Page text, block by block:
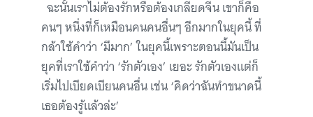
ฉะนั้นเราไม่ต้องรักหรือต้องเกลียดจีน เขาก็คือ
คนๆ หนึ่งที่ก็เหมือนคนคนอื่นๆ อีกมากในยุคนี้ ที่
กล้าใช้คำว่า ‘มีมาก’ ในยุคนี้เพราะตอนนี้มันเป็น
ยุคที่เราใช้คำว่า ‘รักตัวเอง’ เยอะ รักตัวเองแต่ก็
เริ่มไปเบียดเบียนคนอื่น เช่น ‘คิดว่าฉันทำขนาดนี้
เธอต้องรู้แล้วล่ะ’